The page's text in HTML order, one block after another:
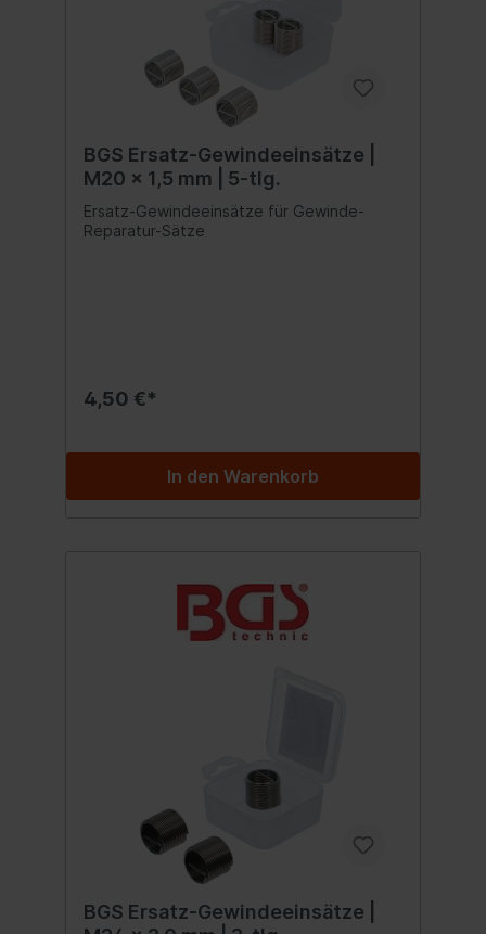
BGS Ersatz-Gewindeeinsätze |
M20 x 1,5 mm | 5-tlg.
Ersatz-Gewindeeinsätze für Gewinde-
Reparatur-Sätze
4,50 €*
In den Warenkorb
BGS Ersatz-Gewindeeinsätze |